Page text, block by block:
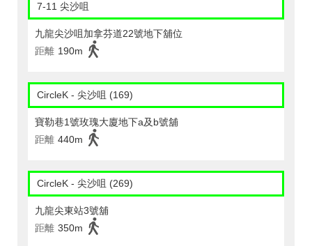
7-11 尖沙咀
九龍尖沙咀加拿芬道22號地下舖位
距離 190m
CircleK - 尖沙咀 (169)
寶勒巷1號玫瑰大廈地下a及b號舖
距離 440m
CircleK - 尖沙咀 (269)
九龍尖東站3號舖
距離 350m